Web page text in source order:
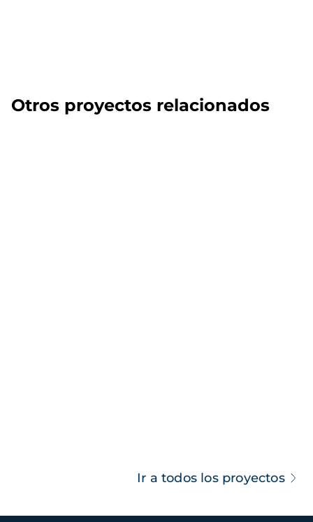
Otros proyectos relacionados
Ir a todos los proyectos